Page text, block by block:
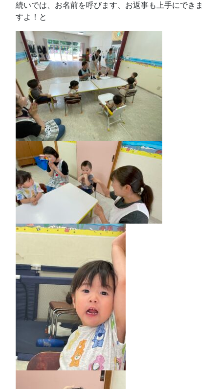
続いでは、お名前を呼びます、お返事も上手にできま
すよ！と